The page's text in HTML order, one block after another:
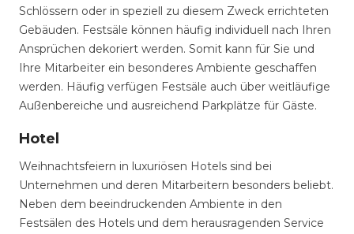
Schlössern oder in speziell zu diesem Zweck errichteten
Gebäuden. Festsäle können häufig individuell nach Ihren
Ansprüchen dekoriert werden. Somit kann für Sie und
Ihre Mitarbeiter ein besonderes Ambiente geschaffen
werden. Häufig verfügen Festsäle auch über weitläufige
Außenbereiche und ausreichend Parkplätze für Gäste.
Hotel
Weihnachtsfeiern in luxuriösen Hotels sind bei
Unternehmen und deren Mitarbeitern besonders beliebt.
Neben dem beeindruckenden Ambiente in den
Festsälen des Hotels und dem herausragenden Service